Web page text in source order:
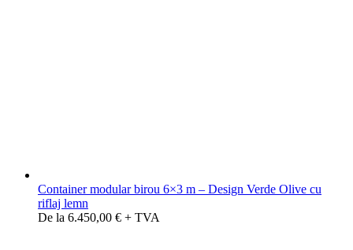
Container modular birou 6×3 m – Design Verde Olive cu
riflaj lemn
De la 6.450,00 € + TVA